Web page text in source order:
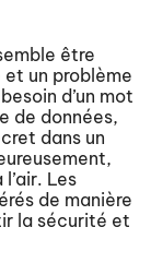
être
un problème
d’un mot
de données,
dans un
Les
de manière
la sécurité et